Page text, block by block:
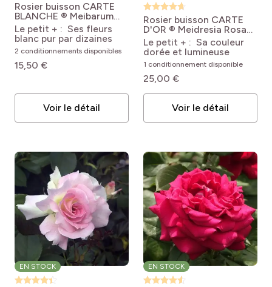
Rosier buisson CARTE
BLANCHE ® Meibarum
Rosa 'Meibarum' CARTE
BLANCHE®
Le petit + : Ses fleurs
blanc pur par dizaines
2 conditionnements disponibles
15,50 €
Voir le détail
Rosier buisson CARTE
D'OR ® Meidresia Rosa
'Meidresia' CARTE
D'OR®
Le petit + : Sa couleur
dorée et lumineuse
1 conditionnement disponible
25,00 €
Voir le détail
EN STOCK EN STOCK